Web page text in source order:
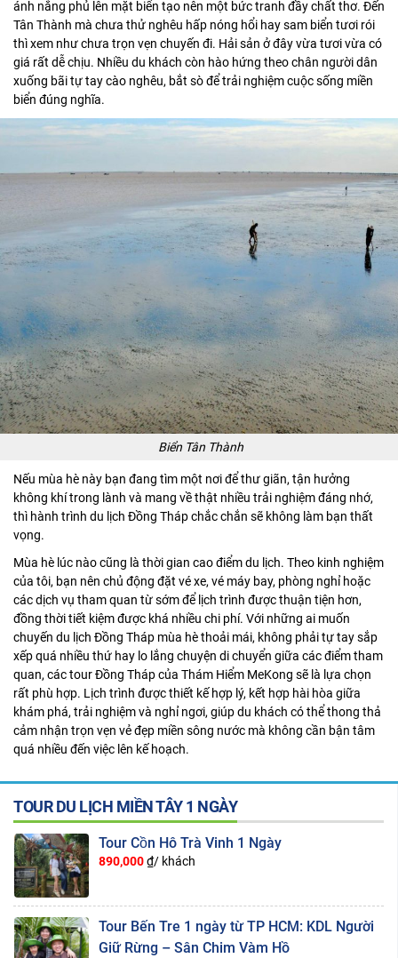
ánh nắng phủ lên mặt biển tạo nên một bức tranh đầy chất thơ. Đến
Tân Thành mà chưa thử nghêu hấp nóng hổi hay sam biển tươi rói
thì xem như chưa trọn vẹn chuyến đi. Hải sản ở đây vừa tươi vừa có
giá rất dễ chịu. Nhiều du khách còn hào hứng theo chân người dân
xuống bãi tự tay cào nghêu, bắt sò để trải nghiệm cuộc sống miền
biển đúng nghĩa.
Biển Tân Thành
Nếu mùa hè này bạn đang tìm một nơi để thư giãn, tận hưởng
không khí trong lành và mang về thật nhiều trải nghiệm đáng nhớ,
thì hành trình du lịch Đồng Tháp chắc chắn sẽ không làm bạn thất
vọng.
Mùa hè lúc nào cũng là thời gian cao điểm du lịch. Theo kinh nghiệm
của tôi, bạn nên chủ động đặt vé xe, vé máy bay, phòng nghỉ hoặc
các dịch vụ tham quan từ sớm để lịch trình được thuận tiện hơn,
đồng thời tiết kiệm được khá nhiều chi phí. Với những ai muốn
chuyến du lịch Đồng Tháp mùa hè thoải mái, không phải tự tay sắp
xếp quá nhiều thứ hay lo lắng chuyện di chuyển giữa các điểm tham
quan, cáctour Đồng Thápcủa Thám Hiểm MeKong sẽ là lựa chọn
rất phù hợp. Lịch trình được thiết kế hợp lý, kết hợp hài hòa giữa
khám phá, trải nghiệm và nghỉ ngơi, giúp du khách có thể thong thả
cảm nhận trọn vẹn vẻ đẹp miền sông nước mà không cần bận tâm
quá nhiều đến việc lên kế hoạch.
TOUR DU LỊCH MIỀN TÂY 1 NGÀY
Tour Cồn Hô Trà Vinh 1 Ngày
890,000₫/ khách
Tour Bến Tre 1 ngày từ TP HCM: KDL Người
Giữ Rừng – Sân Chim Vàm Hồ